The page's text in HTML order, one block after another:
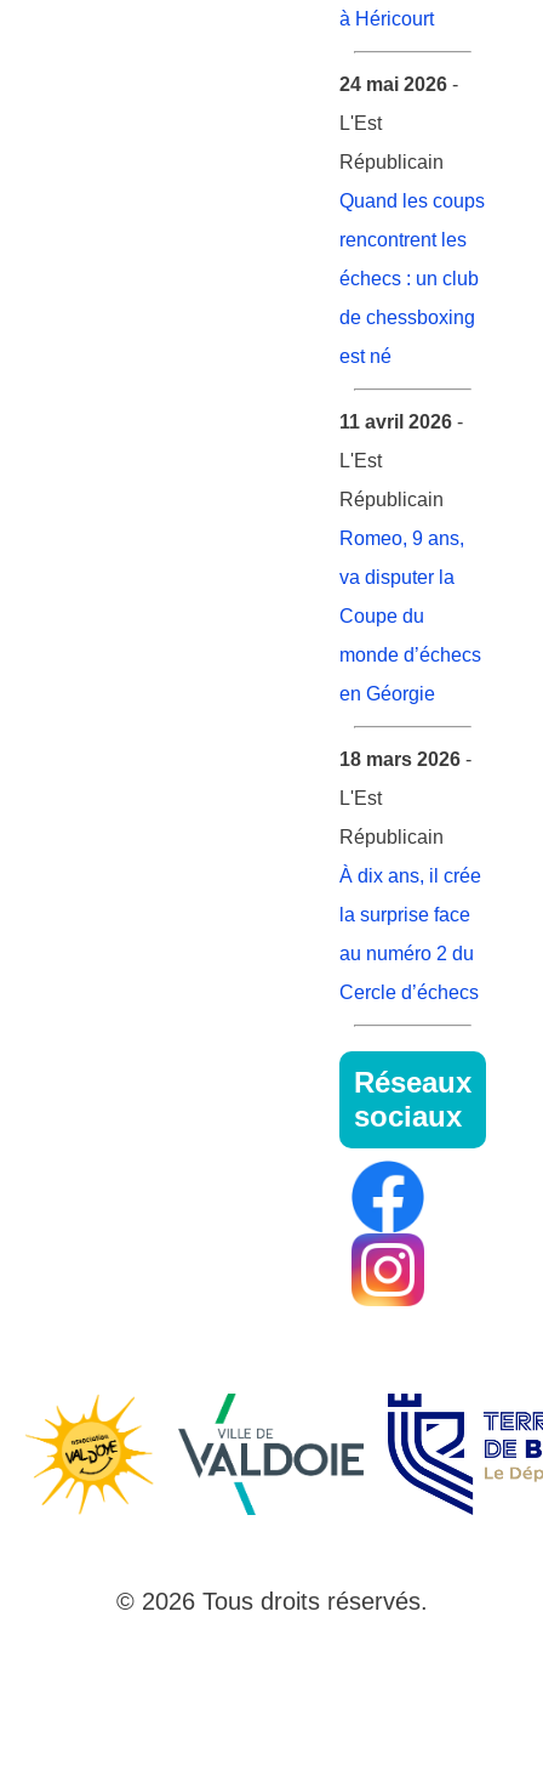
à Héricourt
24 mai 2026 -
L'Est
Républicain
Quand les coups
rencontrent les
échecs : un club
de chessboxing
est né
11 avril 2026 -
L'Est
Républicain
Romeo, 9 ans,
va disputer la
Coupe du
monde d’échecs
en Géorgie
18 mars 2026 -
L'Est
Républicain
À dix ans, il crée
la surprise face
au numéro 2 du
Cercle d’échecs
Réseaux
sociaux
© 2026 Tous droits réservés.